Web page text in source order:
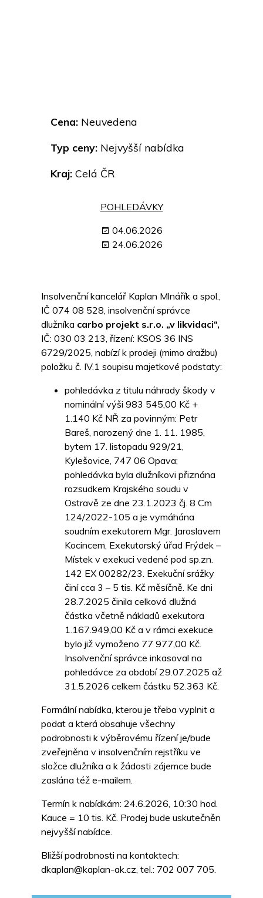
Cena: Neuvedena
Typ ceny: Nejvyšší nabídka
Kraj: Celá ČR
POHLEDÁVKY
04.06.2026
24.06.2026
Insolvenční kancelář Kaplan Mlnářík a spol.,
IČ 074 08 528, insolvenční správce
dlužníka carbo projekt s.r.o. „v likvidaci“,
IČ: 030 03 213, řízení: KSOS 36 INS
6729/2025, nabízí k prodeji (mimo dražbu)
položku č. IV.1 soupisu majetkové podstaty:
pohledávka z titulu náhrady škody v
nominální výši 983 545,00 Kč +
1.140 Kč NŘ za povinným: Petr
Bareš, narozený dne 1. 11. 1985,
bytem 17. listopadu 929/21,
Kylešovice, 747 06 Opava;
pohledávka byla dlužníkovi přiznána
rozsudkem Krajského soudu v
Ostravě ze dne 23.1.2023 čj. 8 Cm
124/2022-105 a je vymáhána
soudním exekutorem Mgr. Jaroslavem
Kocincem, Exekutorský úřad Frýdek –
Místek v exekuci vedené pod sp.zn.
142 EX 00282/23. Exekuční srážky
činí cca 3 – 5 tis. Kč měsíčně. Ke dni
28.7.2025 činila celková dlužná
částka včetně nákladů exekutora
1.167.949,00 Kč a v rámci exekuce
bylo již vymoženo 77 977,00 Kč.
Insolvenční správce inkasoval na
pohledávce za období 29.07.2025 až
31.5.2026 celkem částku 52.363 Kč.
Formální nabídka, kterou je třeba vyplnit a
podat a která obsahuje všechny
podrobnosti k výběrovému řízení je/bude
zveřejněna v insolvenčním rejstříku ve
složce dlužníka a k žádosti zájemce bude
zaslána též e-mailem.
Termín k nabídkám: 24.6.2026, 10:30 hod.
Kauce = 10 tis. Kč. Prodej bude uskutečněn
nejvyšší nabídce.
Bližší podrobnosti na kontaktech:
dkaplan@kaplan-ak.cz, tel.: 702 007 705.